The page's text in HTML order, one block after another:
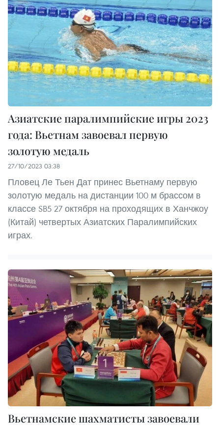
Азиатские паралимпийские игры 2023
года: Вьетнам завоевал первую
золотую медаль
27/10/2023 03:38
Пловец Ле Тьен Дат принес Вьетнаму первую
золотую медаль на дистанции 100 м брассом в
классе SB5 27 октября на проходящих в Ханчжоу
(Китай) четвертых Азиатских Паралимпийских
играх.
Вьетнамские шахматисты завоевали